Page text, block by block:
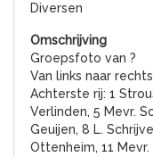
Diversen
Groepsfoto van ?
Van links naar rechts
Achterste rij: 1
Verlinden, 5 Mevr.
Geuijen, 8 L.
Ottenheim, 11 Mevr.